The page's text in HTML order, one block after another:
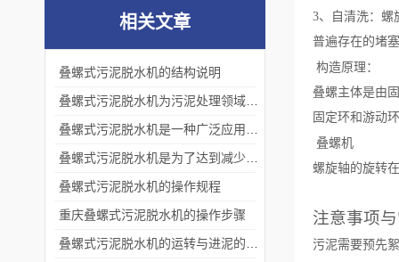
3、自清洗：螺
普遍存在的堵
构造原理：
叠螺主体是由
固定环和游动
叠螺机
螺旋轴的旋转
注意事项
污泥需要预先
相关文章
叠螺式污泥脱水机的结构说明
叠螺式污泥脱水机的操作规程
重庆叠螺式污泥脱水机的操作步骤